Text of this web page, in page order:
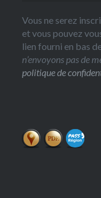
Vous ne serez
et vous pouvez
lien fourni en bas
n’envoyons pas de
politique de